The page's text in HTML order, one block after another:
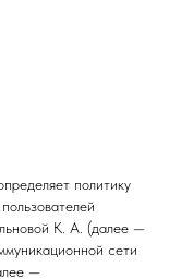
политику
К. А. (далее —
сети
—